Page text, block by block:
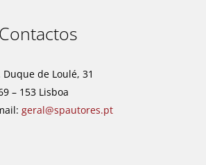
Contactos
Duque de Loulé, 31
– 153 Lisboa
geral@spautores.pt